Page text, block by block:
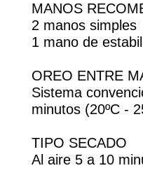
MANOS
2 manos simples
1 mano de
OREO ENTRE
Sistema
minutos (20ºC -
TIPO SECADO
Al aire 5 a 10